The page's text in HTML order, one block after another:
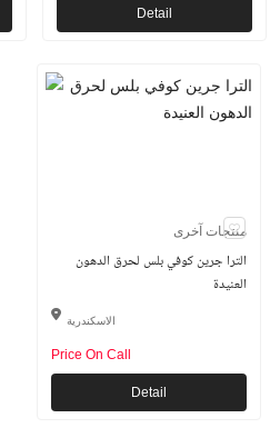
Detail
منتجات آخرى
الترا جرين كوفي بلس لحرق الدهون
العنيدة
الاسكندرية
Price On Call
Detail